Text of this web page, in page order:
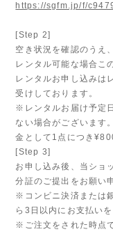
https://sgfm.jp/f/
[Step 2]
空き状況を確認のうえ
レンタル可能な場合こ
レンタルお申し込みは
受けしております。
※レンタルお届け予定
ない場合がございます
金として1点につき
[Step 3]
お申し込み後、当ショ
分証のご提出をお願い
※コンビニ決済または
ら3日以内にお支払い
※ご注文をされた時点